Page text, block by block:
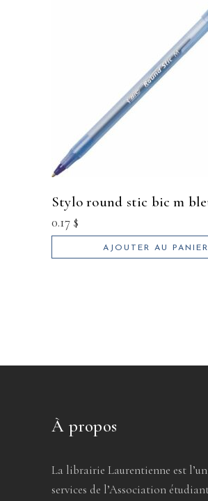
stylo round stic bic m
0.17 $
AJOUTER AU PANIER
À propos
La librairie Laurentienne est
services de l’Association